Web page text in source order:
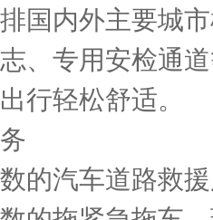
国内外主要城
、专用安检通
行轻松舒适。
的汽车道路救